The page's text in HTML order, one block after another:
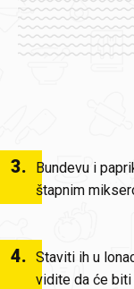
3.
Bundevu i
štapnim
4. Staviti ih u
vidite da će